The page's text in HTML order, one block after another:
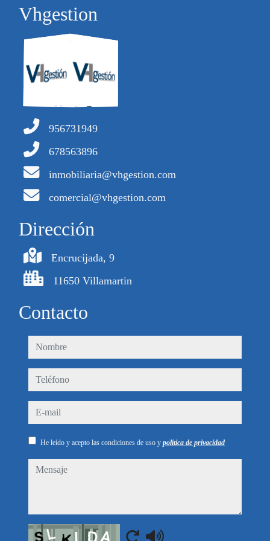
Vhgestion
956731949
678563896
inmobiliaria@vhgestion.com
comercial@vhgestion.com
Dirección
Encrucijada, 9
11650 Villamartin
Contacto
nombre
teléfono
e-mail
He leído y acepto las condiciones de uso y política de privacidad
mensaje
Captcha